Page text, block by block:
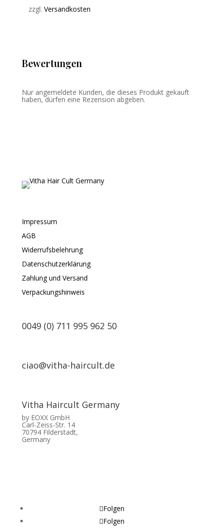
zzgl. Versandkosten
Bewertungen
Nur angemeldete Kunden, die dieses Produkt gekauft
haben, dürfen eine Rezension abgeben.
Impressum
AGB
Widerrufsbelehrung
Datenschutzerklärung
Zahlung und Versand
Verpackungshinweis
0049 (0) 711 995 962 50
ciao@vitha-haircult.de
Vitha Haircult Germany
by EOXX GmbH
Carl-Zeiss-Str. 14
70794 Filderstadt,
Germany
Folgen
Folgen